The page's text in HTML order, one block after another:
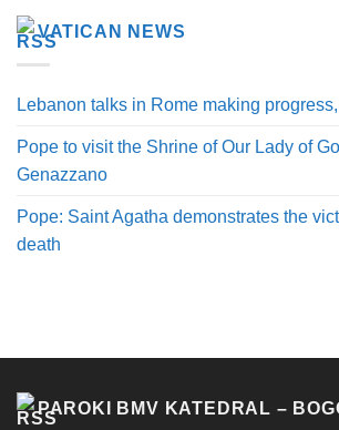
VATICAN NEWS
Lebanon talks in Rome making
Pope to visit the Shrine of Our Lady of
Genazzano
Pope: Saint Agatha demonstrates the
death
PAROKI BMV KATEDRAL –